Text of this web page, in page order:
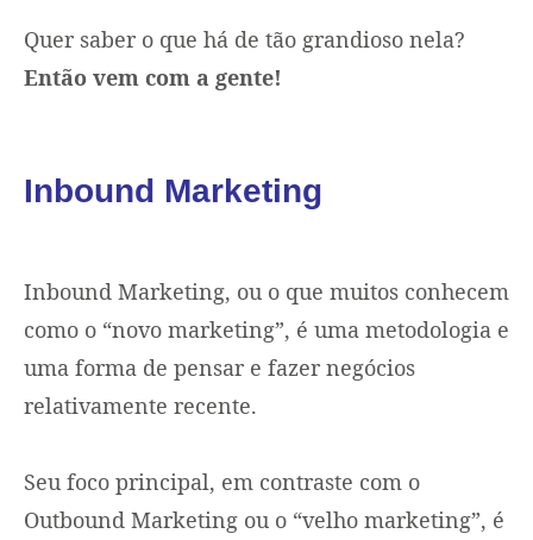
Quer saber o que há de tão grandioso nela?
Então vem com a gente!
Inbound Marketing
Inbound Marketing, ou o que muitos conhecem
como o “novo marketing”, é uma metodologia e
uma forma de pensar e fazer negócios
relativamente recente.
Seu foco principal, em contraste com o
Outbound Marketing ou o “velho marketing”, é